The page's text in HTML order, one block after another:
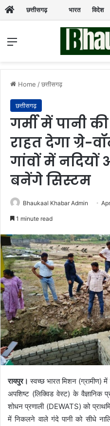
छत्तीसगढ़ भारत विदेश
Menu
Home /छत्तीसगढ़
छत्तीसगढ़
गर्मी में पानी
राहत देगा ग्रे-
गांवों में नदियों
बनेंगे सिस्टम
Bhaukaal Khabar Admin
1 minute read
रायपुर।स्वच्छ भारत मिशन (ग्रामीण)
अपशिष्ट (लिक्विड वेस्ट) के वैज्ञानिक
शोधन प्रणाली (DEWATS) को
में निकलने वाले गंदे पानी को सीधे